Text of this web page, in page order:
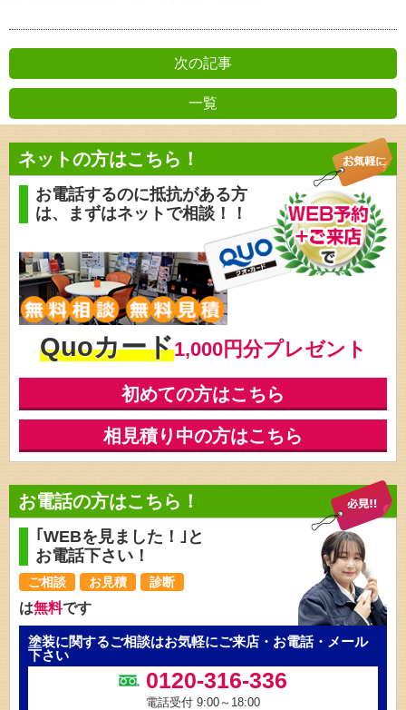
次の記事
一覧
前の記事
ネットの方はこちら！
お電話するのに抵抗がある方
は、
まずはネットで相談！！
Quoカード1,000円分プレゼント
初めての方はこちら
相見積り中の方はこちら
お電話の方はこちら！
｢WEBを見ました！｣と
お電話下さい！
ご相談 お見積 診断
は無料です
塗装に関するご相談はお気軽にご来店・お電話・メール
下さい
0120-316-336
電話受付 9:00～18:00